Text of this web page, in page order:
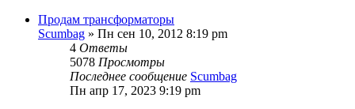
Продам трансформаторы
Scumbag » Пн сен 10, 2012 8:19 pm
4 Ответы
5078 Просмотры
Последнее сообщение Scumbag
Пн апр 17, 2023 9:19 pm